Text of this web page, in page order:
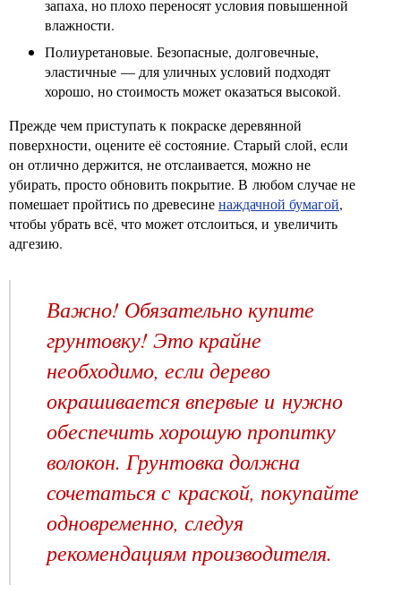
запаха, но плохо переносят условия повышенной
влажности.
Полиуретановые. Безопасные, долговечные,
эластичные — для уличных условий подходят
хорошо, но стоимость может оказаться высокой.
Прежде чем приступать к покраске деревянной
поверхности, оцените её состояние. Старый слой, если
он отлично держится, не отслаивается, можно не
убирать, просто обновить покрытие. В любом случае не
помешает пройтись по древесиненаждачной бумагой,
чтобы убрать всё, что может отслоиться, и увеличить
адгезию.
Важно! Обязательно купите
грунтовку! Это крайне
необходимо, если дерево
окрашивается впервые и нужно
обеспечить хорошую пропитку
волокон. Грунтовка должна
сочетаться с краской, покупайте
одновременно, следуя
рекомендациям производителя.